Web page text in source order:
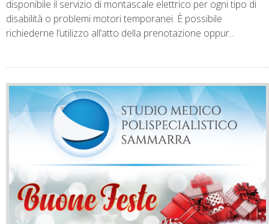
disponibile il servizio di montascale elettrico per ogni tipo di
disabilità o problemi motori temporanei. È possibile
richiederne l’utilizzo all’atto della prenotazione oppur...